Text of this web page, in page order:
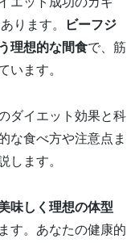
ります。
ビーフジ
理想的な間食で、筋
います。
ダイエット効果と科
な食べ方や注意点ま
します。
味しく理想の体型
す。あなたの健康的